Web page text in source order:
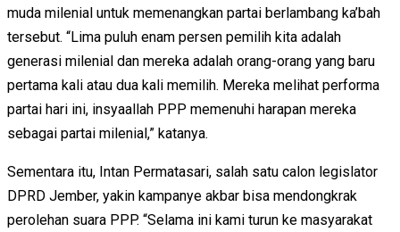
muda milenial untuk memenangkan partai berlambang ka’bah
tersebut. “Lima puluh enam persen pemilih kita adalah
generasi milenial dan mereka adalah orang-orang yang baru
pertama kali atau dua kali memilih. Mereka melihat performa
partai hari ini, insyaallah PPP memenuhi harapan mereka
sebagai partai milenial,” katanya.
Sementara itu, Intan Permatasari, salah satu calon legislator
DPRD Jember, yakin kampanye akbar bisa mendongkrak
perolehan suara PPP. “Selama ini kami turun ke masyarakat